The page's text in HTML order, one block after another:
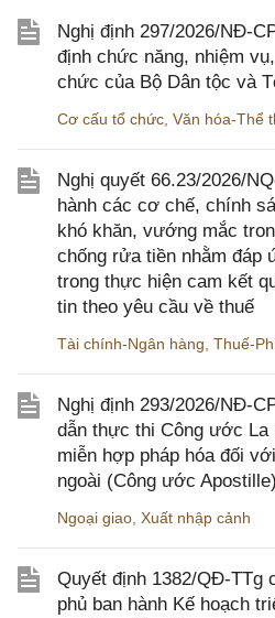
Nghị định 297/2026/NĐ-
định chức năng, nhiệm
chức của Bộ Dân tộc và
Cơ cấu tổ chức Văn hóa-Thể
Nghị quyết 66.23/2026/
hành các cơ chế, chính
khó khăn, vướng mắc
chống rửa tiền nhằm đáp
trong thực hiện cam kết
tin theo yêu cầu về thuế
Tài chính-Ngân hàng Thuế-
Nghị định 293/2026/NĐ-
dẫn thực thi Công ước La
miễn hợp pháp hóa đối
ngoài (Công ước Apostille)
Ngoại giao Xuất nhập cảnh
Quyết định 1382/QĐ-TTg
phủ ban hành Kế hoạch